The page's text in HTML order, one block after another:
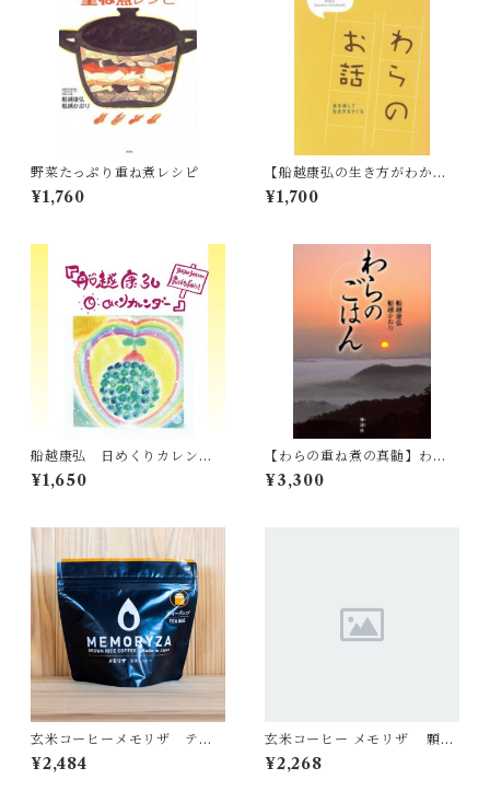
野菜たっぷり重ね煮レシピ
¥1,760
【船越康弘の生き方がわかる
本】わらのお話
¥1,700
船越康弘 日めくりカレンダ
ー
¥1,650
【わらの重ね煮の真髄】わら
のごはん
¥3,300
玄米コーヒーメモリザ ティ
ーバッグタイプ 120g
¥2,484
玄米コーヒー メモリザ 顆粒
スティックタイプ 2g×30本
¥2,268